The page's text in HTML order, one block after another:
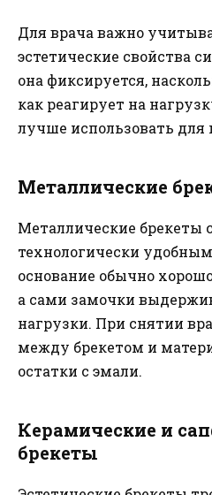
Для врача важно
эстетические свойства
она фиксируется,
как реагирует на
лучше использовать для
Металлические
Металлические брекеты
технологически
основание обычно
а сами замочки
нагрузки. При снятии
между брекетом и
остатки с эмали.
Керамические и
брекеты